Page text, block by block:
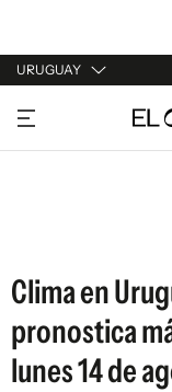
URUGUAY
URUGUAY
ARGENTINA
Clima en
pronostica
lunes 14 de